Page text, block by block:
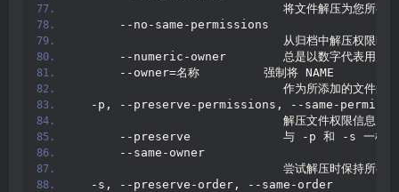
                             将文件解压为您所有
      --no-same-permissions
从归档中解压权限时使
--numeric-owner        总是以数字代表用户/
      --owner=名称         强制将 NAME
作为所添加的文件的所
-p, --preserve-permissions, --same-
                             解压文件权限信息
      --preserve             与 -p 和 -s 一样
      --same-owner
尝试解压时保持所有者
  -s, --preserve-order, --same-order